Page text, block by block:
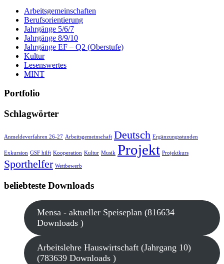
Arbeitsgemeinschaften
Berufsorientierung
Jahrgänge 5/6/7
Jahrgänge 8/9/10
Jahrgänge EF – Q2 (Oberstufe)
Kultur
Lesenswertes
MINT
Portfolio
Schlagwörter
Anmeldeverfahren 26-27 Arbeitsgemeinschaft Deutsch Ergänzungsstunden
Exkursion GSF hilft Kooperation Kultur Musik Projekt Projektkurs
Sporthelfer Wettbewerb
beliebteste Downloads
Mensa - aktueller Speiseplan (816634
Downloads )
Arbeitslehre Hauswirtschaft (Jahrgang 10)
(783639 Downloads )